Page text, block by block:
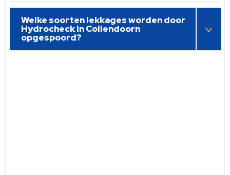
Welke soorten lekkages worden door
Hydrocheck in Collendoorn
opgespoord?